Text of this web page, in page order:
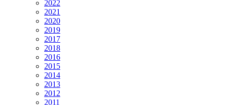
2022
2021
2020
2019
2017
2018
2016
2015
2014
2013
2012
2011